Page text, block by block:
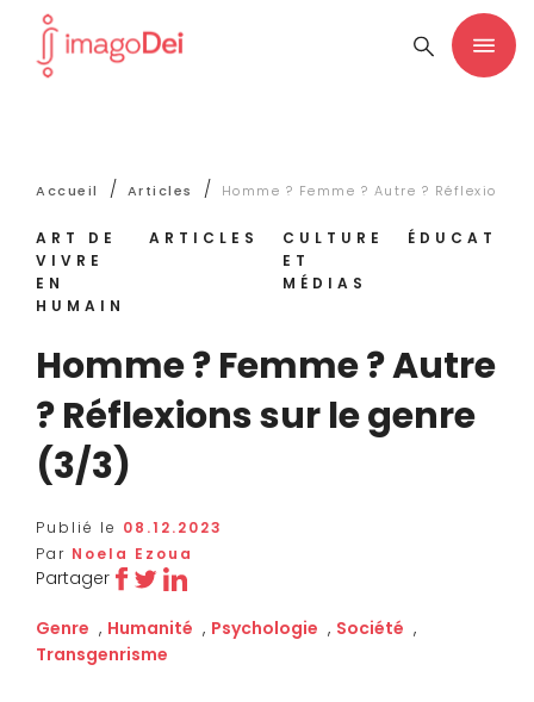
Accueil / Articles / Homme ? Femme ? Autre ?
ART DE
VIVRE
EN
HUMAIN
ARTICLES
CULTURE
ET
MÉDIAS
Homme ? Femme ? Autre
? Réflexions sur le genre
(3/3)
Publié le 08.12.2023
Par Noela Ezoua
Partager
Genre , Humanité , Psychologie , Société ,
Transgenrisme